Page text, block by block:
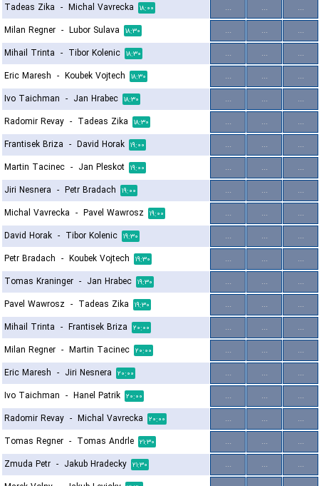
Tadeas Zika - Michal Vavrecka ۱۸:۰۰ ... ...
...
Milan Regner - Lubor Sulava ۱۸:۳۰ ... ...
...
Mihail Trinta - Tibor Kolenic ۱۸:۳۰ ... ...
...
Eric Maresh - Koubek Vojtech ۱۸:۳۰ ... ...
...
Ivo Taichman - Jan Hrabec ۱۸:۳۰ ... ...
...
Radomir Revay - Tadeas Zika ۱۸:۳۰ ... ...
...
Frantisek Briza - David Horak ۱۹:۰۰ ... ...
...
Martin Tacinec - Jan Pleskot ۱۹:۰۰ ... ...
...
Jiri Nesnera - Petr Bradach ۱۹:۰۰ ... ...
...
Michal Vavrecka - Pavel Wawrosz ۱۹:۰۰ ... ...
...
David Horak - Tibor Kolenic ۱۹:۳۰ ... ...
...
Petr Bradach - Koubek Vojtech ۱۹:۳۰ ... ...
...
Tomas Kraninger - Jan Hrabec ۱۹:۳۰ ... ...
...
Pavel Wawrosz - Tadeas Zika ۱۹:۳۰ ... ...
...
Mihail Trinta - Frantisek Briza ۲۰:۰۰ ... ...
...
Milan Regner - Martin Tacinec ۲۰:۰۰ ... ...
...
Eric Maresh - Jiri Nesnera ۲۰:۰۰ ... ...
...
Ivo Taichman - Hanel Patrik ۲۰:۰۰ ... ...
...
Radomir Revay - Michal Vavrecka ۲۰:۰۰ ... ...
...
Tomas Regner - Tomas Andrle ۲۱:۳۰ ... ...
...
Zmuda Petr - Jakub Hradecky ۲۱:۳۰ ... ...
...